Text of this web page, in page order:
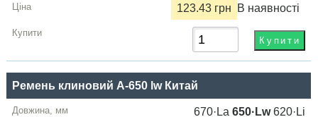
123.43 грн В наявності
Ремень клиновий A-650 lw Китай
670·La650·Lw620·Li